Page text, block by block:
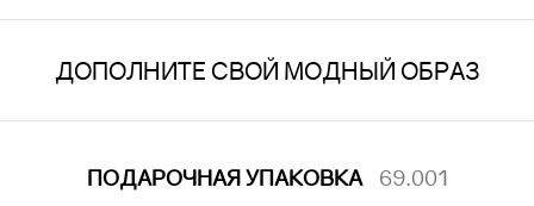
ДОПОЛНИТЕ СВОЙ МОДНЫЙ ОБРАЗ
ПОДАРОЧНАЯ УПАКОВКА 69.001